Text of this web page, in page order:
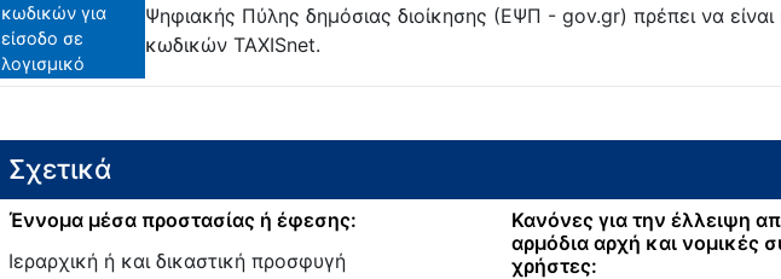
κωδικών για
είσοδο σε
λογισμικό
Ψηφιακής Πύλης δημόσιας διοίκησης (ΕΨΠ - gov.gr) πρέπει να
κωδικών TAXISnet.
Σχετικά
Έννομα μέσα προστασίας ή έφεσης:
Ιεραρχική ή και δικαστική προσφυγή
Κανόνες για την έλλειψη
αρμόδια αρχή και νομικές
χρήστες: